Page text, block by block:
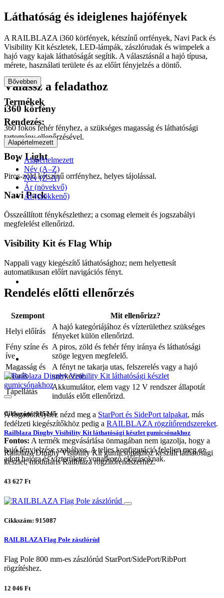
Láthatóság és ideiglenes hajófények
A RAILBLAZA i360 körfények, kétszínű orrfények, Navi Pack és
Visibility Kit készletek, LED-lámpák, zászlórudak és wimpelek a
hajó vagy kajak láthatóságát segítik. A választásnál a hajó típusa,
mérete, használati területe és az előírt fényjelzés a döntő.
Válassz a feladathoz
i360 körfény
360 fokos fehér fényhez, a szükséges magasság és láthatósági
tartomány ellenőrzésével.
Bow Light
Piros-zöld kétszínű orrfényhez, helyes tájolással.
Navi Pack
Összeállított fénykészlethez; a csomag elemeit és jogszabályi
megfelelést ellenőrizd.
Visibility Kit és Flag Whip
Nappali vagy kiegészítő láthatósághoz; nem helyettesít
automatikusan előírt navigációs fényt.
Rendelés előtti ellenőrzés
Szempont
Mit ellenőrizz?
Helyi előírás
A hajó kategóriájához és vízterülethez szükséges
fényeket külön ellenőrizd.
Fény színe és
íve
A piros, zöld és fehér fény iránya és láthatósági
szöge legyen megfelelő.
Magasság és
takarás
A fényt ne takarja utas, felszerelés vagy a hajó
szerkezete.
Tápellátás
Akkumulátor, elem vagy 12 V rendszer állapotát
indulás előtt ellenőrizd.
A fogadóhelyhez nézd meg a StarPort és SidePort talpakat, más
fedélzeti kiegészítőkhöz pedig a RAILBLAZA rögzítőrendszereket.
Fontos: A termék megvásárlása önmagában nem igazolja, hogy a
hajó fényjelzése szabályos. A teljes konfiguráció feleljen meg az
adott hajóra és vízterületre vonatkozó előírásoknak.
Bővebben
Termékek
Rendezés:
Alapértelmezett
Alapértelmezett
Név (A–Z)
Név (Z–A)
Ár (növekvő)
Ár (csökkenő)
Cikkszám: 915245
Railblaza Dinghy Visibility Kit láthatósági készlet gumicsónakhoz
Railblaza Dinghy Visibility Kit gumicsónakhoz készült láthatósági
készlet, moduláris Railblaza rögzítőrendszerhez.
43 627 Ft
Cikkszám: 915087
RAILBLAZA Flag Pole zászlórúd
Flag Pole 800 mm-es zászlórúd StarPort/SidePort/RibPort
rögzítéshez.
12 046 Ft